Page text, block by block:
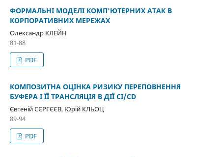
ФОРМАЛЬНІ МОДЕЛІ КОМП'ЮТЕРНИХ АТАК В
КОРПОРАТИВНИХ МЕРЕЖАХ
Олександр КЛЕЙН
81-88
PDF
КОМПОЗИТНА ОЦІНКА РИЗИКУ ПЕРЕПОВНЕННЯ
БУФЕРА І ЇЇ ТРАНСЛЯЦІЯ В ДІЇ CI/CD
Євгеній СЄРГЄЄВ, Юрій КЛЬОЦ
89-94
PDF